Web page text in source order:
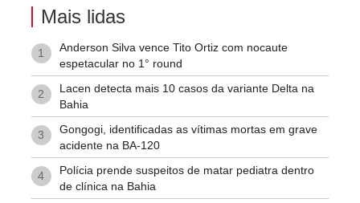
Mais lidas
1
Anderson Silva vence Tito Ortiz com nocaute
espetacular no 1° round
2
Lacen detecta mais 10 casos da variante Delta na
Bahia
3
Gongogi, identificadas as vítimas mortas em grave
acidente na BA-120
4
Polícia prende suspeitos de matar pediatra dentro
de clínica na Bahia